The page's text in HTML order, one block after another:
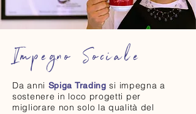
Impegno Sociale
Da anni Spiga Trading si impegna a
sostenere in loco progetti per
migliorare non solo la qualità del